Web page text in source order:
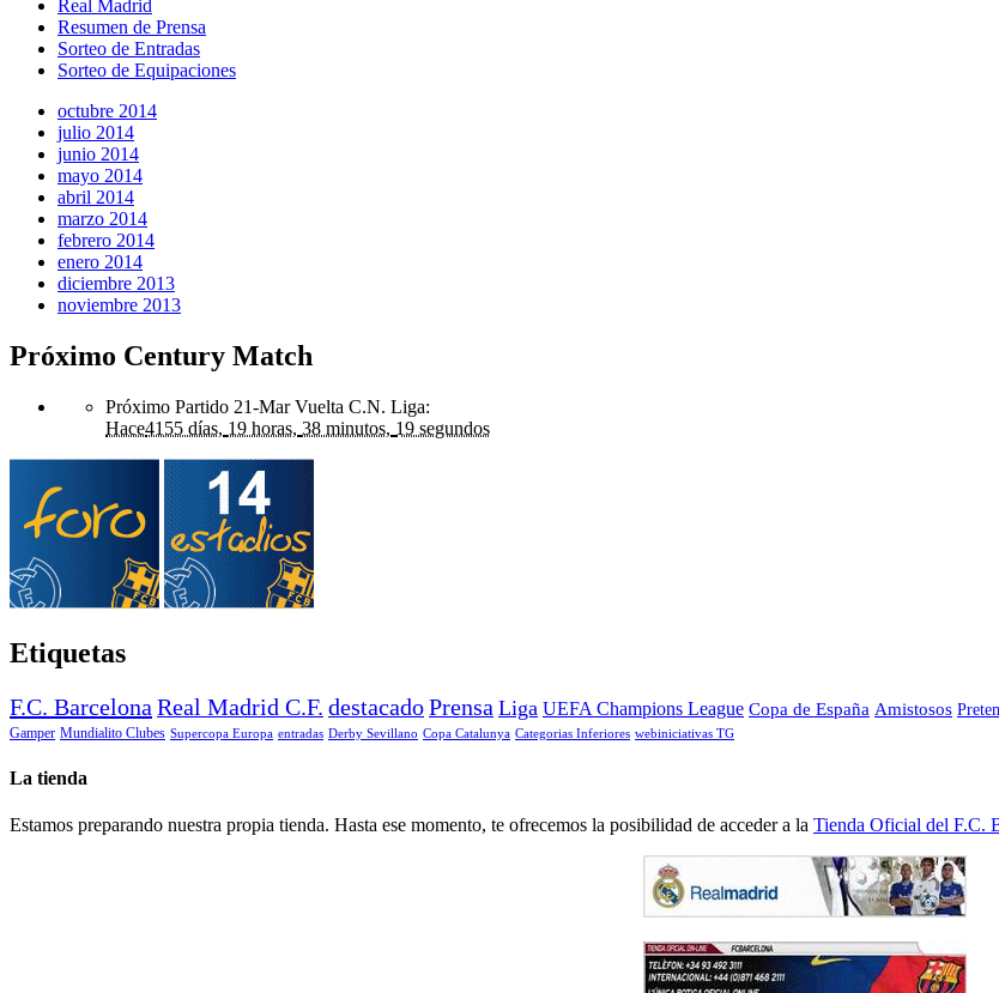
Real Madrid
Resumen de Prensa
Sorteo de Entradas
Sorteo de Equipaciones
octubre 2014
julio 2014
junio 2014
mayo 2014
abril 2014
marzo 2014
febrero 2014
enero 2014
diciembre 2013
noviembre 2013
Próximo Century Match
Próximo Partido 21-Mar Vuelta C.N. Liga:
Hace4155 días, 19 horas, 38 minutos, 19 segundos
Etiquetas
F.C. Barcelona Real Madrid C.F. destacadoPrensa Liga UEFA Champions League Copa de España Amistosos
Gamper Mundialito Clubes Supercopa Europa entradas Derby Sevillano Copa Catalunya Categorias Inferiores webiniciativas TG
La tienda
Estamos preparando nuestra propia tienda. Hasta ese momento, te ofrecemos la posibilidad de acceder a la Tienda Oficial del F.C.